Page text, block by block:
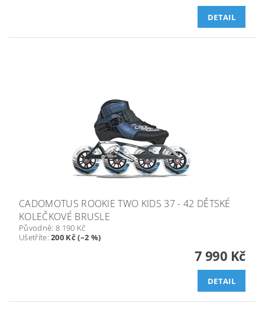
DETAIL
CADOMOTUS ROOKIE TWO KIDS 37 - 42 DĚTSKÉ
KOLEČKOVÉ BRUSLE
Původně: 8 190 Kč
Ušetříte:200 Kč (–2 %)
7 990 Kč
DETAIL